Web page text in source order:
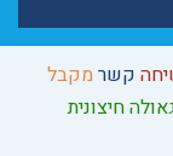
קשרמקבל
חיצונית